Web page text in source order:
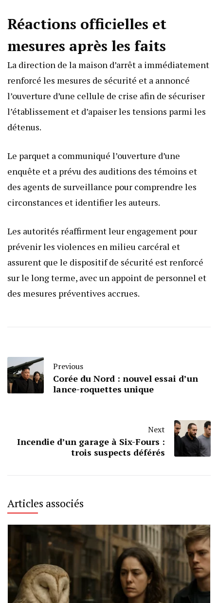
Réactions officielles et
mesures après les faits
La direction de la maison d’arrêt a immédiatement
renforcé les mesures de sécurité et a annoncé
l’ouverture d’une cellule de crise afin de sécuriser
l’établissement et d’apaiser les tensions parmi les
détenus.
Le parquet a communiqué l’ouverture d’une
enquête et a prévu des auditions des témoins et
des agents de surveillance pour comprendre les
circonstances et identifier les auteurs.
Les autorités réaffirment leur engagement pour
prévenir les violences en milieu carcéral et
assurent que le dispositif de sécurité est renforcé
sur le long terme, avec un appoint de personnel et
des mesures préventives accrues.
Previous
Corée du Nord : nouvel essai d’un
lance-roquettes unique
Next
Incendie d’un garage à Six-Fours :
trois suspects déférés
Articles associés